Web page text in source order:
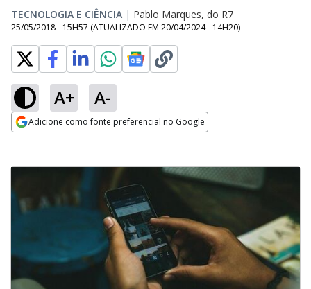
TECNOLOGIA E CIÊNCIA | Pablo Marques, do R7
25/05/2018 - 15H57 (ATUALIZADO EM 20/04/2024 - 14H20)
A+ A-
Adicione como fonte preferencial no Google